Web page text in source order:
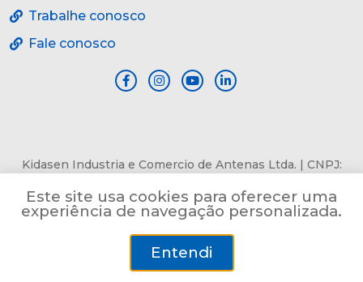
Trabalhe conosco
Fale conosco
Kidasen Industria e Comercio de Antenas Ltda. | CNPJ:
Bertioga, Maringá, PR, CEP: 87055-405
Este site usa cookies para oferecer uma
experiência de navegação personalizada.
Entendi